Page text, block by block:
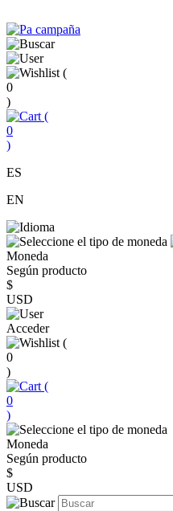
(
0
)
(
0
)
ES
EN
Moneda
Según producto
$
USD
Acceder
(
0
)
(
0
)
Moneda
Según producto
$
USD